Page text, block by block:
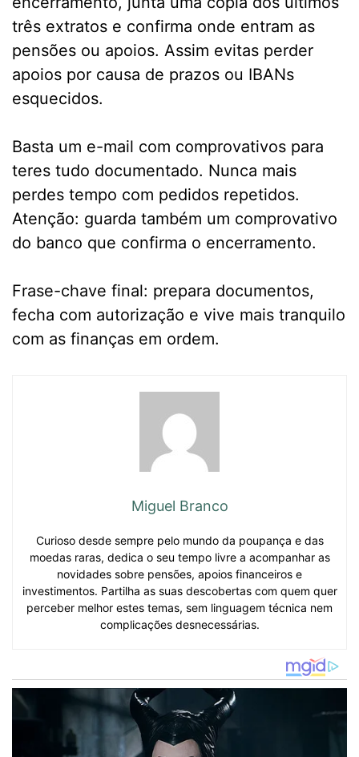
três extratos e confirma onde entram as
pensões ou apoios. Assim evitas perder
apoios por causa de prazos ou IBANs
esquecidos.
Basta um e-mail com comprovativos para
teres tudo documentado. Nunca mais
perdes tempo com pedidos repetidos.
Atenção: guarda também um comprovativo
do banco que confirma o encerramento.
Frase-chave final: prepara documentos,
fecha com autorização e vive mais tranquilo
com as finanças em ordem.
Miguel Branco
Curioso desde sempre pelo mundo da poupança e das
moedas raras, dedica o seu tempo livre a acompanhar as
novidades sobre pensões, apoios financeiros e
investimentos. Partilha as suas descobertas com quem quer
perceber melhor estes temas, sem linguagem técnica nem
complicações desnecessárias.